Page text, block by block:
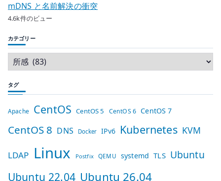
mDNS と名前解決の衝突
4.6k件のビュー
カテゴリー
タグ
Apache CentOS CentOS 5 CentOS 6 CentOS 7
CentOS 8 DNS Docker IPv6 Kubernetes KVM
LDAP Linux Postfix QEMU systemd TLS Ubuntu
Ubuntu 22.04 Ubuntu 26.04